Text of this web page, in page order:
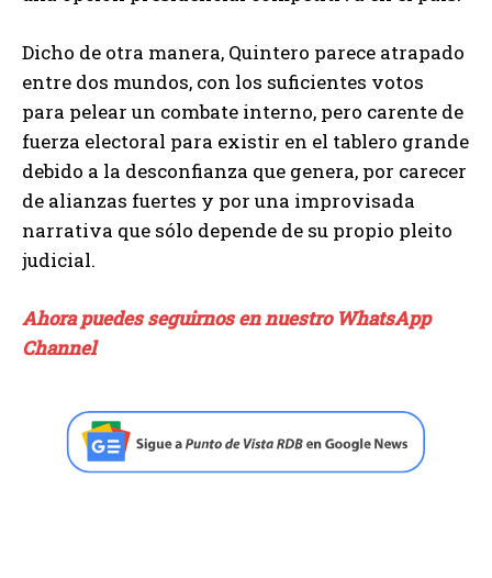
Dicho de otra manera, Quintero parece atrapado
entre dos mundos, con los suficientes votos
para pelear un combate interno, pero carente de
fuerza electoral para existir en el tablero grande
debido a la desconfianza que genera, por carecer
de alianzas fuertes y por una improvisada
narrativa que sólo depende de su propio pleito
judicial.
Ahora puedes seguirnos en nuestro WhatsApp
Channel